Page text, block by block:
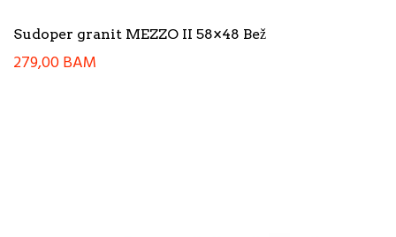
Sudoper granit MEZZO II 58×48 Bež
279,00BAM